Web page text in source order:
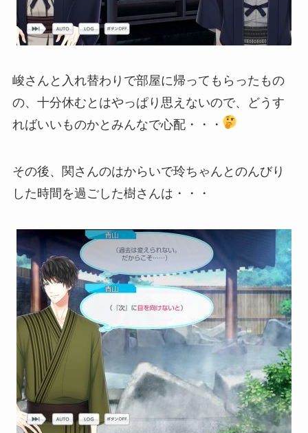
峻さんと入れ替わりで部屋に帰ってもらったもの
の、十分休むとはやっぱり思えないので、どうす
ればいいものかとみんなで心配・・・
その後、関さんのはからいで玲ちゃんとのんびり
した時間を過ごした樹さんは・・・